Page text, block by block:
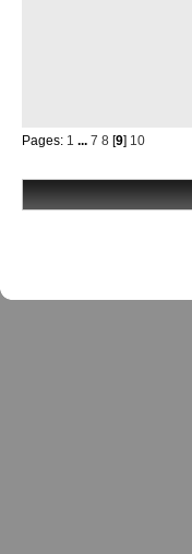
Pages: 1 ... 7 8 [9] 10